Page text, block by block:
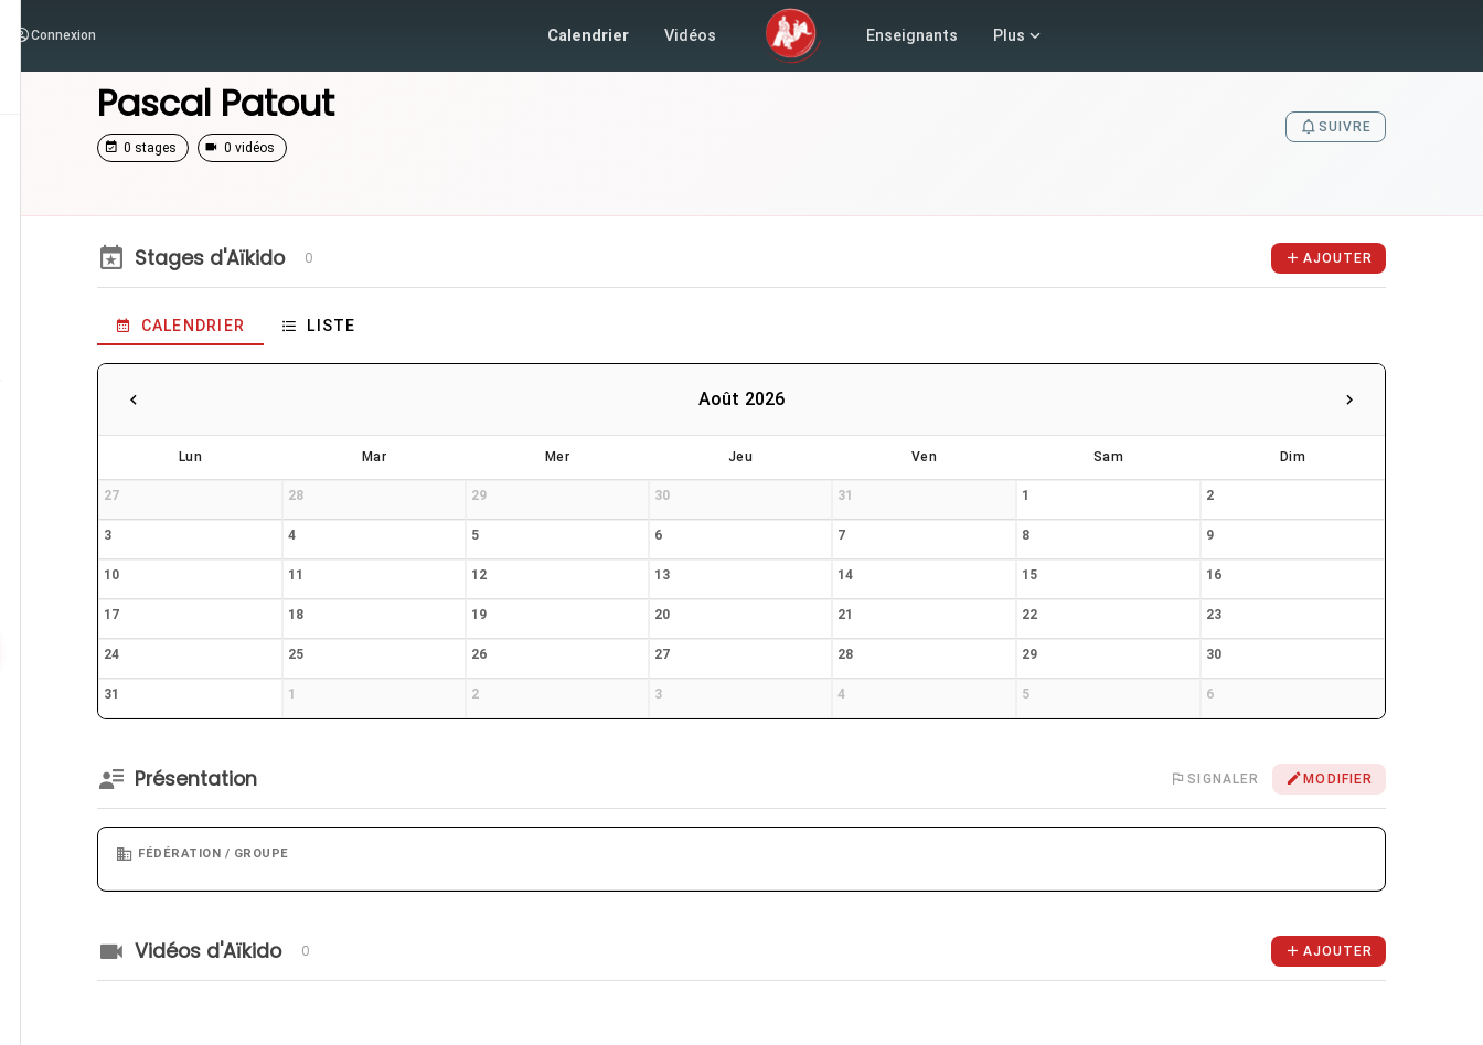
Connexion Calendrier Vidéos Enseignants Plus
Pascal Patout
0 stages 0 vidéos
SUIVRE
Stages d'Aïkido 0 AJOUTER
CALENDRIER LISTE
Août 2026
Lun Mar Mer Jeu Ven Sam Dim
27 28 29 30 31 1 2
3 4 5 6 7 8 9
10 11 12 13 14 15 16
17 18 19 20 21 22 23
24 25 26 27 28 29 30
31 1 2 3 4 5 6
Présentation SIGNALER MODIFIER
FÉDÉRATION / GROUPE
Vidéos d'Aïkido 0 AJOUTER